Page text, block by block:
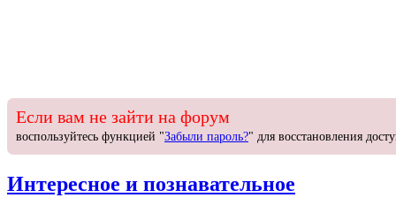
Если вам не зайти на форум
воспользуйтесь функцией "Забыли пароль?" для восстановления
Интересное и познавательное